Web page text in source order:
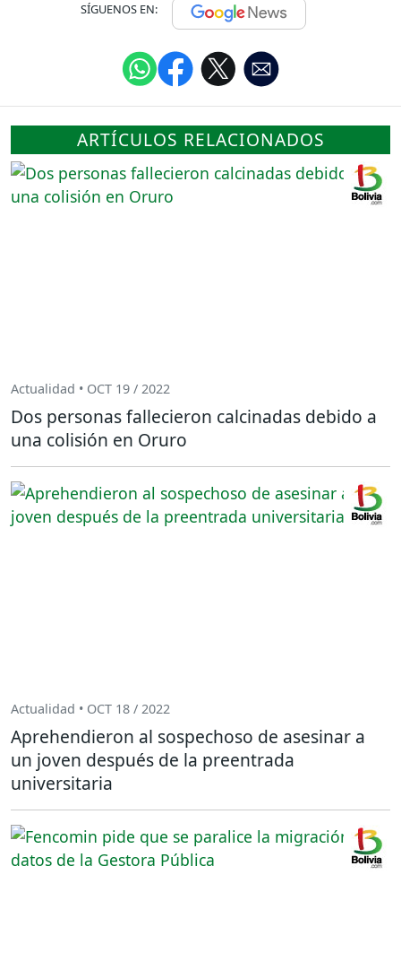
SÍGUENOS EN:
ARTÍCULOS RELACIONADOS
Actualidad • OCT 19 / 2022
Dos personas fallecieron calcinadas debido a
una colisión en Oruro
Actualidad • OCT 18 / 2022
Aprehendieron al sospechoso de asesinar a
un joven después de la preentrada
universitaria